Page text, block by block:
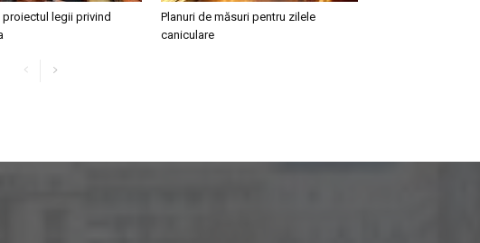
proiectul legii privind
Planuri de măsuri pentru zilele
caniculare